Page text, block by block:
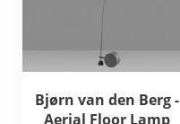
Bjørn van den Berg -
Aerial Floor Lamp